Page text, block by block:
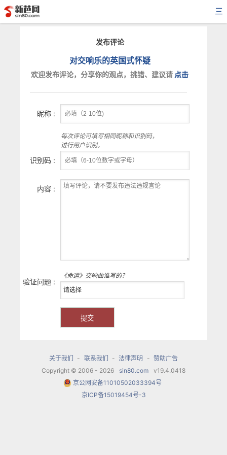
三
发布评论
对交响乐的英国式怀疑
欢迎发布评论，分享你的观点，挑错、建议请 点击
昵称 :
每次评论可填写相同昵称和识别码，
进行用户识别。
识别码 :
内容 :
验证问题 :
《命运》交响曲谁写的？
关于我们 - 联系我们 - 法律声明 - 赞助广告
Copyright © 2006 - 2026
sin80.com
v19.4.0418
京公网安备11010502033394号
京ICP备15019454号-3